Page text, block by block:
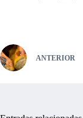
ANTERIOR